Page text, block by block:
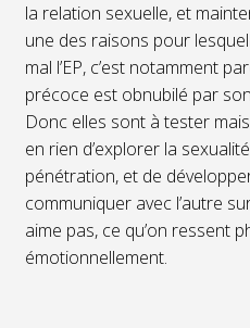
la relation sexuelle, et
une des raisons pour
mal l’EP, c’est notamment
précoce est obnubilé par
Donc elles sont à tester
en rien d’explorer la
pénétration, et de
communiquer avec l’autre
aime pas, ce qu’on ressent
émotionnellement.